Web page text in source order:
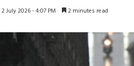
2 July 2026 - 4:07 PM 2 minutes read